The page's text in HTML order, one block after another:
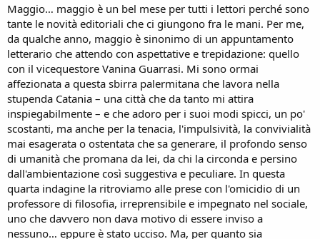
Maggio… maggio è un bel mese per tutti i lettori perché sono
tante le novità editoriali che ci giungono fra le mani. Per me,
da qualche anno, maggio è sinonimo di un appuntamento
letterario che attendo con aspettative e trepidazione: quello
con il vicequestore Vanina Guarrasi. Mi sono ormai
affezionata a questa sbirra palermitana che lavora nella
stupenda Catania – una città che da tanto mi attira
inspiegabilmente – e che adoro per i suoi modi spicci, un po'
scostanti, ma anche per la tenacia, l'impulsività, la convivialità
mai esagerata o ostentata che sa generare, il profondo senso
di umanità che promana da lei, da chi la circonda e persino
dall'ambientazione così suggestiva e peculiare. In questa
quarta indagine la ritroviamo alle prese con l'omicidio di un
professore di filosofia, irreprensibile e impegnato nel sociale,
uno che davvero non dava motivo di essere inviso a
nessuno… eppure è stato ucciso. Ma, per quanto sia